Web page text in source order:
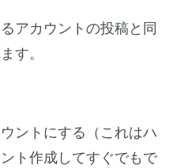
アカウントの投稿と同
す。
ントにする（これはハ
ト作成してすぐでもで